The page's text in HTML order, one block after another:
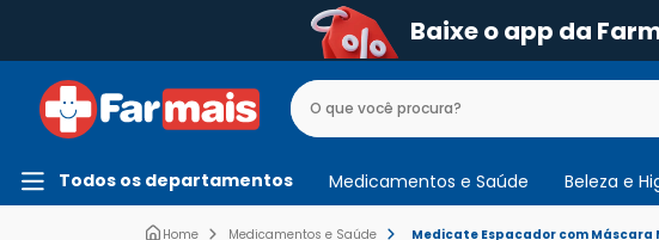
Baixe o app da
Todos os departamentos Medicamentos e Saúde Beleza e
Medicamentos e Saúde Medicate Espacador com Máscara